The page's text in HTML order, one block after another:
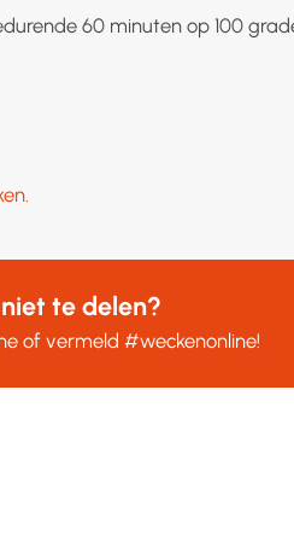
60 minuten op 100
te delen?
of vermeld#weckenonline!